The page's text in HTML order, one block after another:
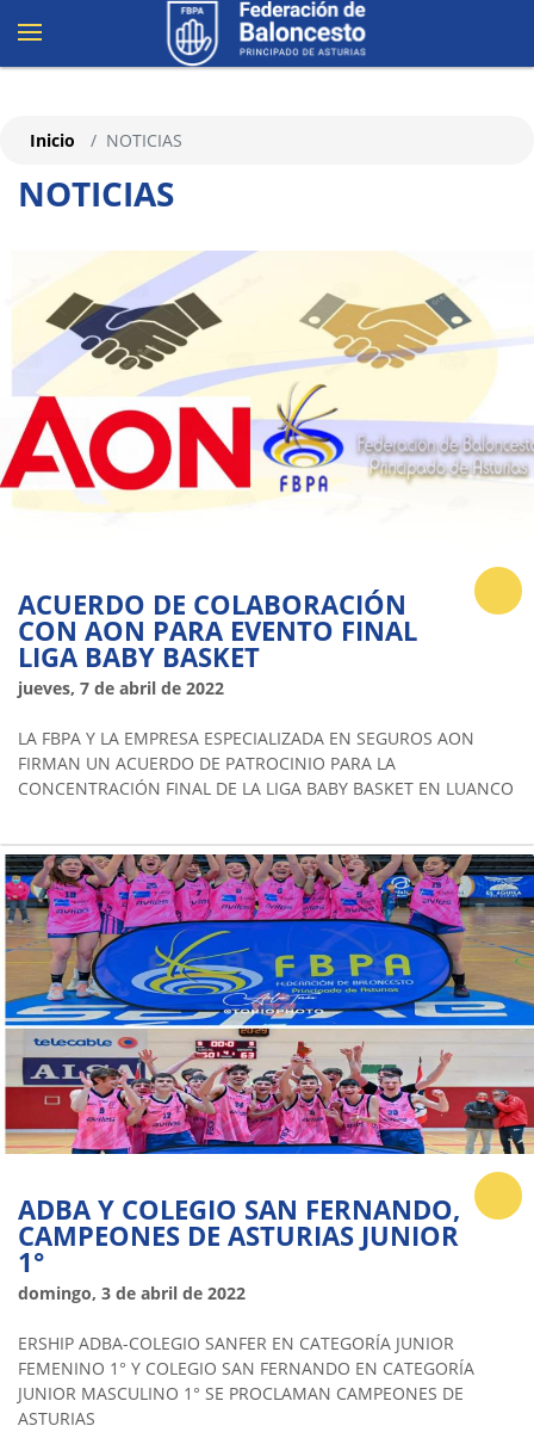
NOTICIAS
Inicio NOTICIAS
ACUERDO DE COLABORACIÓN
CON AON PARA EVENTO FINAL
LIGA BABY BASKET
jueves, 7 de abril de 2022
LA FBPA Y LA EMPRESA ESPECIALIZADA EN SEGUROS AON
FIRMAN UN ACUERDO DE PATROCINIO PARA LA
CONCENTRACIÓN FINAL DE LA LIGA BABY BASKET EN LUANCO
ADBA Y COLEGIO SAN FERNANDO,
CAMPEONES DE ASTURIAS JUNIOR
1°
domingo, 3 de abril de 2022
ERSHIP ADBA-COLEGIO SANFER EN CATEGORÍA JUNIOR
FEMENINO 1° Y COLEGIO SAN FERNANDO EN CATEGORÍA
JUNIOR MASCULINO 1° SE PROCLAMAN CAMPEONES DE
ASTURIAS